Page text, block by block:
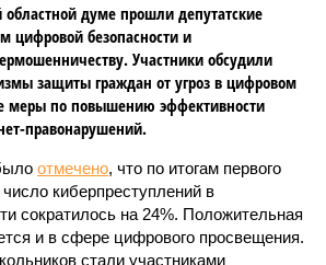
областной думе прошли депутатские
цифровой безопасности и
Участники обсудили
защиты граждан от угроз в цифровом
меры по повышению эффективности
правонарушений.
отмечено, что по итогам первого
киберпреступлений в
сократилось на 24%. Положительная
и в сфере цифрового просвещения.
стали участниками